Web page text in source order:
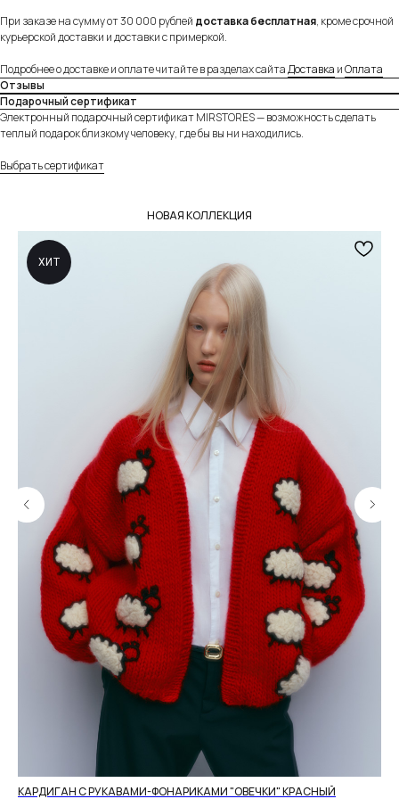
При заказе на сумму от 30 000 рублей доставка бесплатная, кроме срочной
курьерской доставки и доставки с примеркой.
Подробнее о доставке и оплате читайте в разделах сайтаДоставка иОплата
Отзывы
Подарочный сертификат
Электронный подарочный сертификат MIRSTORES — возможность сделать
теплый подарок близкому человеку, где бы вы ни находились.
Выбрать сертификат
НОВАЯ КОЛЛЕКЦИЯ
ХИТ
КАРДИГАН С РУКАВАМИ-ФОНАРИКАМИ "ОВЕЧКИ" КРАСНЫЙ
Удобная и безопасная оплата
Оплачивайте товар на сайте полностью картой
«Долями» и Яндекс «Сплит».Подробнее